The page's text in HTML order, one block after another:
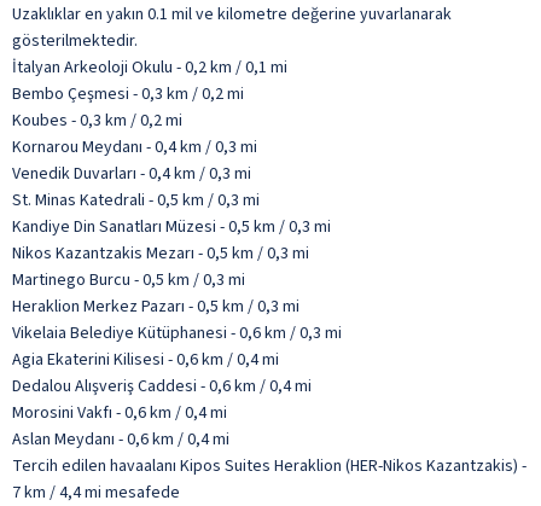
Uzaklıklar en yakın 0.1 mil ve kilometre değerine yuvarlanarak
gösterilmektedir.
İtalyan Arkeoloji Okulu - 0,2 km / 0,1 mi
Bembo Çeşmesi - 0,3 km / 0,2 mi
Koubes - 0,3 km / 0,2 mi
Kornarou Meydanı - 0,4 km / 0,3 mi
Venedik Duvarları - 0,4 km / 0,3 mi
St. Minas Katedrali - 0,5 km / 0,3 mi
Kandiye Din Sanatları Müzesi - 0,5 km / 0,3 mi
Nikos Kazantzakis Mezarı - 0,5 km / 0,3 mi
Martinego Burcu - 0,5 km / 0,3 mi
Heraklion Merkez Pazarı - 0,5 km / 0,3 mi
Vikelaia Belediye Kütüphanesi - 0,6 km / 0,3 mi
Agia Ekaterini Kilisesi - 0,6 km / 0,4 mi
Dedalou Alışveriş Caddesi - 0,6 km / 0,4 mi
Morosini Vakfı - 0,6 km / 0,4 mi
Aslan Meydanı - 0,6 km / 0,4 mi
Tercih edilen havaalanı Kipos Suites Heraklion (HER-Nikos Kazantzakis) -
7 km / 4,4 mi mesafede